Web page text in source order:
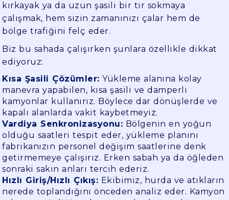
kırkayak ya da uzun şasili bir tır sokmaya
çalışmak, hem sizin zamanınızı çalar hem de
bölge trafiğini felç eder.
Biz bu sahada çalışırken şunlara özellikle dikkat
ediyoruz:
Kısa Şasili Çözümler: Yükleme alanına kolay
manevra yapabilen, kısa şasili ve damperli
kamyonlar kullanırız. Böylece dar dönüşlerde ve
kapalı alanlarda vakit kaybetmeyiz.
Vardiya Senkronizasyonu: Bölgenin en yoğun
olduğu saatleri tespit eder, yükleme planını
fabrikanızın personel değişim saatlerine denk
getirmemeye çalışırız. Erken sabah ya da öğleden
sonraki sakin anları tercih ederiz.
Hızlı Giriş/Hızlı Çıkış: Ekibimiz, hurda ve atıkların
nerede toplandığını önceden analiz eder. Kamyon